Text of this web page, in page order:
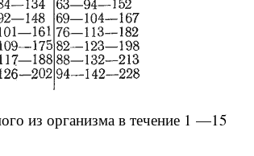
из организма в течение 1 —15